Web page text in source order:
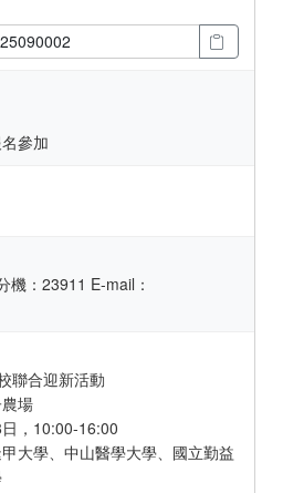
參加
機：23911 E-mail：
聯合迎新活動
場
，10:00-16:00
大學、中山醫學大學、國立勤益